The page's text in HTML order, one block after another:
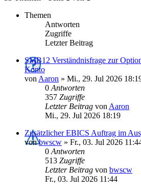
Themen
Antworten
Zugriffe
Letzter Beitrag
SMB12 Verständnisfrage zur
Konto
von Aaron » Mi., 29. Jul 2026
0 Antworten
357 Zugriffe
Letzter Beitrag von Aaron
Mi., 29. Jul 2026 18:19
Zusätzlicher EBICS Auftrag im
vonbwscw » Fr., 03. Jul 2026
0 Antworten
513 Zugriffe
Letzter Beitrag von bwscw
Fr., 03. Jul 2026 11:44